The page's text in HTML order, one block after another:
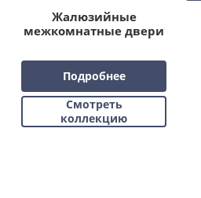
Жалюзийные
межкомнатные двери
Подробнее
Смотреть
коллекцию